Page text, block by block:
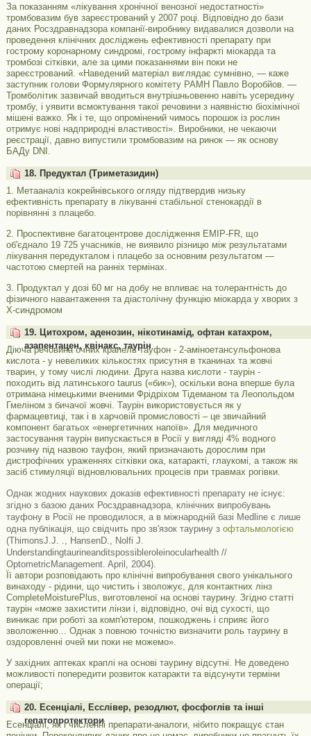
За показанням «лікування хронічної венозної недостатності»
тромбовазим був зареєстрований у 2007 році. Відповідно до бази
даних Росздравнадзора компанії-виробнику видавалися дозволи на
проведення клінічних досліджень ефективності препарату при
гострому коронарному синдромі, гострому інфаркті міокарда та
тромбозі сітківки, але за цими показаннями він поки не
зареєстрований. «Наведений матеріал виглядає сумнівно, — каже
заступник голови Формулярного комітету РАМН Павло Воробйов. —
Тромболітик зазвичай вводиться внутрішньовенно навіть усередину
тромбу, і уявити всмоктування такої речовини з наявністю біохімічної
мішені важко. Як і те, що опромінений чимось порошок із рослин
отримує нові надприродні властивості». Виробники, не чекаючи
реєстрації, давно випустили тромбовазим на ринок — як основу
БАДу DNI.
18. Предуктал (Триметазидин)
1. Метааналіз кокрейнівського огляду підтвердив низьку
ефективність препарату в лікуванні стабільної стенокардії в
порівнянні з плацебо.
2. Проспективне багатоцентрове дослідження EMIP-FR, що
об'єднало 19 725 учасників, не виявило різницю між результатами
лікування передукталом і плацебо за основним результатом —
частотою смертей на ранніх термінах.
3. Продуктал у дозі 60 мг на добу не впливає на толерантність до
фізичного навантаження та діастолічну функцію міокарда у хворих з
Х-синдромом
19. Цитохром, аденозин, нікотинамід, офтан катахром,
азапентацен, квінакс, таурін
Діюча речовина очних крапель тауфон - 2-аміноетансульфонова
кислота - у невеликих кількостях присутня в тканинах та жовчі
тварин, у тому числі людини. Друга назва кислоти - таурін -
походить від латинського taurus («бик»), оскільки вона вперше була
отримана німецькими вченими Фрідріхом Тідеманом та Леопольдом
Гмеліном з бичачої жовчі. Таурін використовується як у
фармацевтиці, так і в харчовій промисловості – це звичайний
компонент багатьох «енергетичних напоїв». Для медичного
застосування таурін випускається в Росії у вигляді 4% водного
розчину під назвою тауфон, який призначають дорослим при
дистрофічних ураженнях сітківки ока, катаракті, глаукомі, а також як
засіб стимуляції відновлювальних процесів при травмах рогівки.
Однак жодних наукових доказів ефективності препарату не існує:
згідно з базою даних Росздравнадзора, клінічних випробувань
тауфону в Росії не проводилося, а в міжнародній базі Medline є лише
одна публікація, що свідчить про зв'язок таурину з офтальмологією
(ThimonsJ.J. ., HansenD., Nolfi J.
Understandingtaurineanditspossibleroleinocularhealth //
OptometricManagement. April, 2004).
Її автори розповідають про клінічні випробування свого унікального
винаходу - рідини, що чистить і зволожує, для контактних лінз
CompleteMoisturePlus, виготовленої на основі таурину. Згідно статті
таурін «може захистити лінзи і, відповідно, очі від сухості, що
виникає при роботі за комп'ютером, пошкоджень і сприяє його
зволоженню... Однак з повною точністю визначити роль таурину в
оздоровленні очей ми поки не можемо».
У західних аптеках краплі на основі таурину відсутні. Не доведено
можливості попередити розвиток катаракти та відсунути терміни
операції;
20. Есенціалі, Есслівер, резодлют, фосфоглів та інші
гепатопротектори
Есенціалі, як і численні препарати-аналоги, нібито покращує стан